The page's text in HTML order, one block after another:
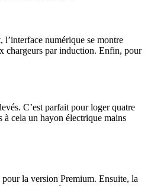
l’interface numérique se montre
chargeurs par induction. Enfin, pour
C’est parfait pour loger quatre
à cela un hayon électrique mains
la version Premium. Ensuite, la